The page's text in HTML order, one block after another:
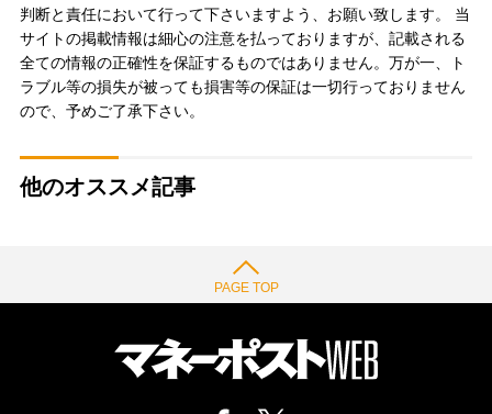
判断と責任において行って下さいますよう、お願い致します。 当
サイトの掲載情報は細心の注意を払っておりますが、記載される
全ての情報の正確性を保証するものではありません。万が一、ト
ラブル等の損失が被っても損害等の保証は一切行っておりません
ので、予めご了承下さい。
他のオススメ記事
PAGE TOP